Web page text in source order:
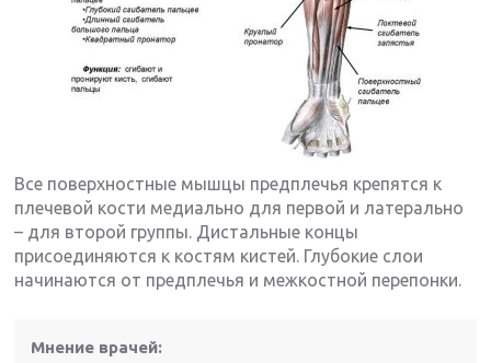
Все поверхностные мышцы предплечья крепятся к
плечевой кости медиально для первой и латерально
– для второй группы. Дистальные концы
присоединяются к костям кистей. Глубокие слои
начинаются от предплечья и межкостной перепонки.
Мнение врачей: